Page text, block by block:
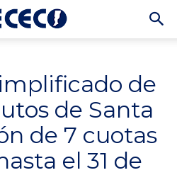
de
de Santa
de 7 cuotas
el 31 de